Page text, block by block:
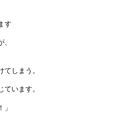
す
しまう。
います。